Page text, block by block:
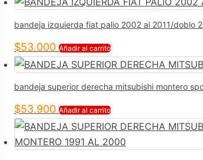
bandeja izquierda fiat palio 2002 al 2011/doblo
$53.000 Añadir al carrito
bandeja superior derecha mitsubishi montero
$53.900 Añadir al carrito